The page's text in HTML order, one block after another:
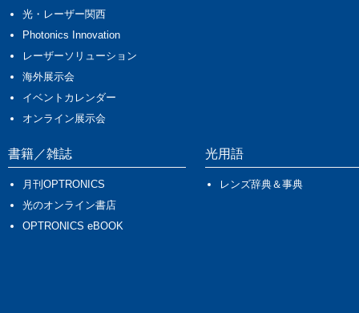
光・レーザー関西
Photonics Innovation
レーザーソリューション
海外展示会
イベントカレンダー
オンライン展示会
書籍／雑誌
月刊OPTRONICS
光のオンライン書店
OPTRONICS eBOOK
光用語
レンズ辞典＆事典